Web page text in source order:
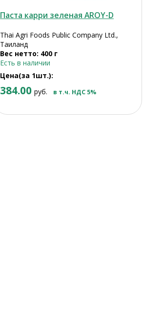
Паста карри зеленая AROY-D
Thai Agri Foods Public Company Ltd.,
Таиланд
Вес нетто: 400 г
Есть в наличии
Цена(за 1шт.):
384.00 руб. в т.ч. НДС 5%